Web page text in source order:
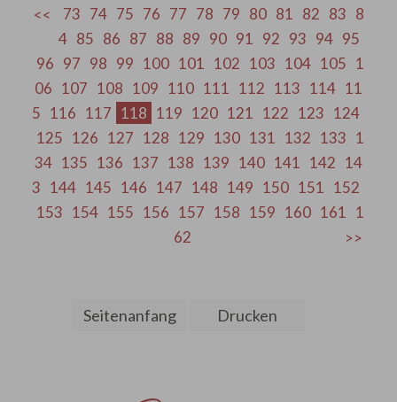
73 74 75 76 77 78 79 80 81 82 83 8
4 85 86 87 88 89 90 91 92 93 94 95
96 97 98 99 100 101 102 103 104 105 1
06 107 108 109 110 111 112 113 114 11
5 116 117 118 119 120 121 122 123 124
125 126 127 128 129 130 131 132 133 1
34 135 136 137 138 139 140 141 142 14
3 144 145 146 147 148 149 150 151
152
153 154 155 156 157 158 159 160 161
1
62
Seitenanfang Drucken